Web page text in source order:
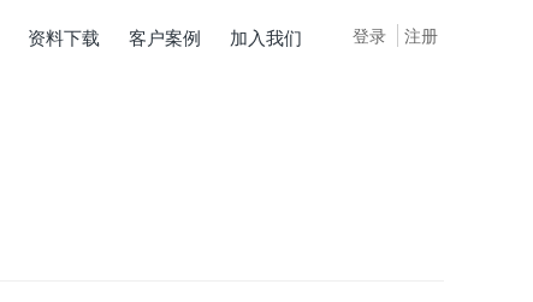
登录 注册
资料下载 客户案例 加入我们